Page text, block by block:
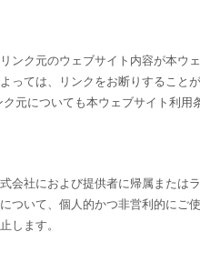
ンク元のウェブサイト内容が本ウ
っては、リンクをお断りすること
元についても本ウェブサイト利用
会社におよび提供者に帰属または
ついて、個人的かつ非営利的にご
します。